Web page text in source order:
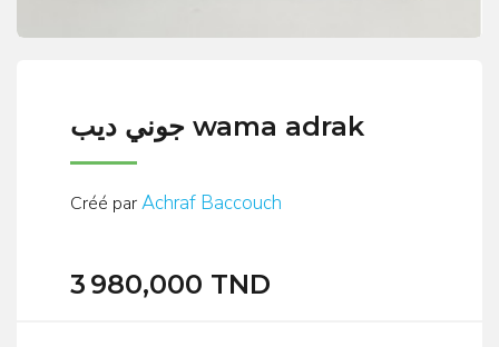
جوني ديب wama adrak
Créé parAchraf Baccouch
3 980,000 TND